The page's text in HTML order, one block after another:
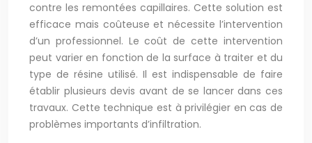
contre les remontées capillaires. Cette solution est
efficace mais coûteuse et nécessite l’intervention
d’un professionnel. Le coût de cette intervention
peut varier en fonction de la surface à traiter et du
type de résine utilisé. Il est indispensable de faire
établir plusieurs devis avant de se lancer dans ces
travaux. Cette technique est à privilégier en cas de
problèmes importants d’infiltration.